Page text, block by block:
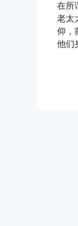
在所
老太
仰，
他们